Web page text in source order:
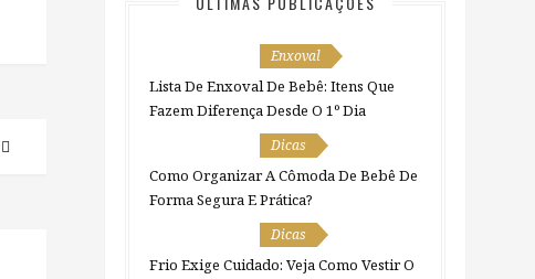
Enxoval
Lista De Enxoval De Bebê: Itens Que
Fazem Diferença Desde O 1º Dia
Dicas
Como Organizar A Cômoda De Bebê De
Forma Segura E Prática?
Dicas
Frio Exige Cuidado: Veja Como Vestir O